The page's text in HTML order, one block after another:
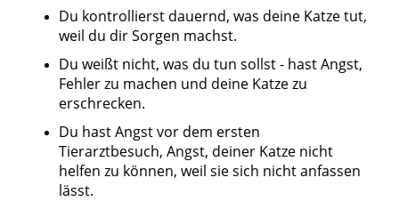
Du kontrollierst dauernd, was deine Katze tut,
weil du dir Sorgen machst.
Du weißt nicht, was du tun sollst - hast Angst,
Fehler zu machen und deine Katze zu
erschrecken.
Du hast Angst vor dem ersten
Tierarztbesuch, Angst, deiner Katze nicht
helfen zu können, weil sie sich nicht anfassen
lässt.